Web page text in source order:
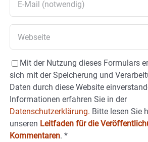
Mit der Nutzung dieses Formulars
sich mit der Speicherung und
Daten durch diese Website
Informationen erfahren Sie in der
Datenschutzerklärung. Bitte lesen Sie
unseren Leitfaden für die
Kommentaren. *